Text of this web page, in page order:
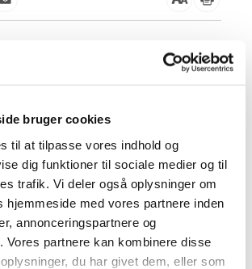
bruger cookies
til at tilpasse vores indhold og
dig funktioner til sociale medier og til
trafik. Vi deler også oplysninger om
hjemmeside med vores partnere inden
annonceringspartnere og
Vores partnere kan kombinere disse
du har givet dem, eller som
årsrapport for medicinsk udstyr.
arbejdet med
2014. Anden del fokuserer
metal-mod-metalhofterne.
af de vigtigste nationale og
for medicinsk udstyr i 2014.
udstyr 2014